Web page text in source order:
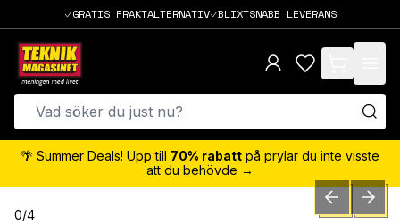
GRATIS FRAKTALTERNATIV BLIXTSNABB LEVERANS
items in cart,
🌴 Summer Deals! Upp till 70% rabatt på prylar du inte visste
att du behövde →
0/4 PREVIOUSNEXT